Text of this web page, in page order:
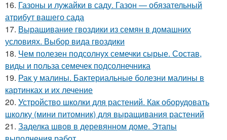
16. Газоны и лужайки в саду. Газон — обязательный
атрибут вашего сада
17. Выращивание гвоздики из семян в домашних
условиях. Выбор вида гвоздики
18. Чем полезен подсолнух семечки сырые. Состав,
виды и польза семечек подсолнечника
19. Рак у малины. Бактериальные болезни малины в
картинках и их лечение
20. Устройство школки для растений. Как оборудовать
школку (мини питомник) для выращивания растений
21. Заделка швов в деревянном доме. Этапы